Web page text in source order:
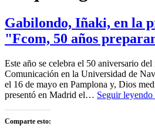
Gabilondo, Iñaki, en la
"Fcom, 50 años
Este año se celebra el 50 aniversario
Comunicación en la Universidad de
el 16 de mayo en Pamplona y, Dios
presentó en Madrid el… Seguir
Comparte esto: